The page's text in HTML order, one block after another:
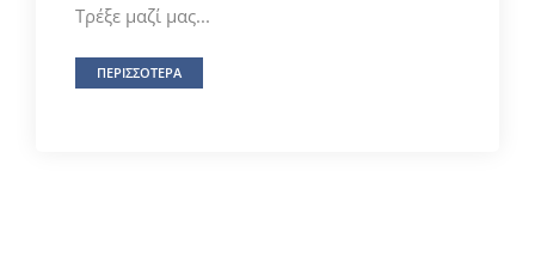
Τρέξε μαζί μας...
ΠΕΡΙΣΣΟΤΕΡΑ